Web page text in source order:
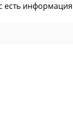
есть